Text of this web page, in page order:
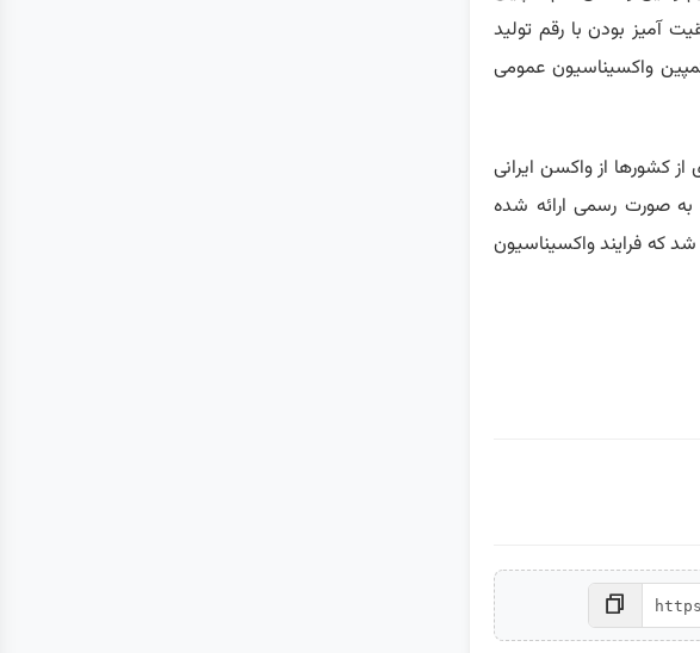
آمیز بودن با رقم تولید
واکسیناسیون عمومی
کشور‌ها از واکسن ایرانی
به صورت رسمی ارائه شده
که فرایند واکسیناسیون